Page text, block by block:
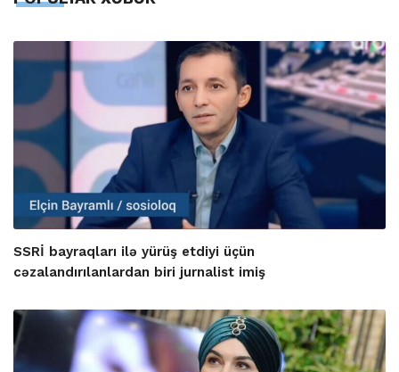
SSRİ bayraqları ilə yürüş etdiyi üçün
cəzalandırılanlardan biri jurnalist imiş